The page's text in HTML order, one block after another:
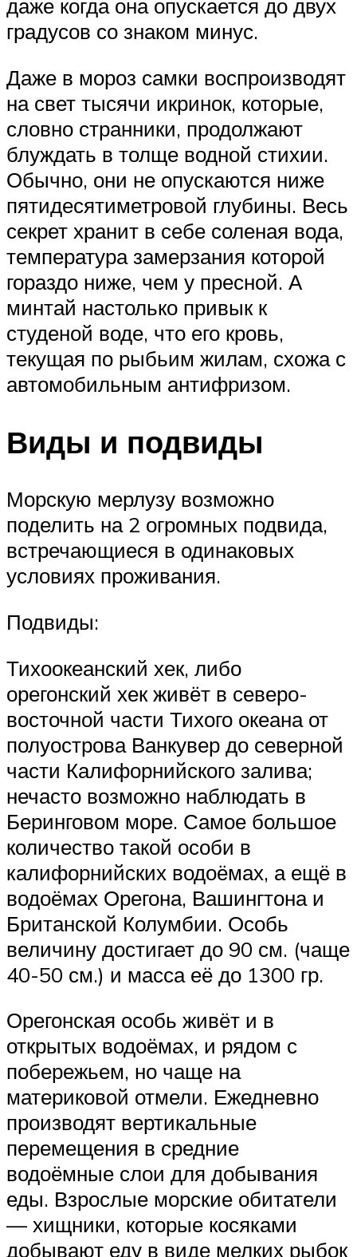
даже когда она опускается до двух
градусов со знаком минус.
Даже в мороз самки воспроизводят
на свет тысячи икринок, которые,
словно странники, продолжают
блуждать в толще водной стихии.
Обычно, они не опускаются ниже
пятидесятиметровой глубины. Весь
секрет хранит в себе соленая вода,
температура замерзания которой
гораздо ниже, чем у пресной. А
минтай настолько привык к
студеной воде, что его кровь,
текущая по рыбьим жилам, схожа с
автомобильным антифризом.
Виды и подвиды
Морскую мерлузу возможно
поделить на 2 огромных подвида,
встречающиеся в одинаковых
условиях проживания.
Подвиды:
Тихоокеанский хек, либо
орегонский хек живёт в северо-
восточной части Тихого океана от
полуострова Ванкувер до северной
части Калифорнийского залива;
нечасто возможно наблюдать в
Беринговом море. Самое большое
количество такой особи в
калифорнийских водоёмах, а ещё в
водоёмах Орегона, Вашингтона и
Британской Колумбии. Особь
величину достигает до 90 см. (чаще
40-50 см.) и масса её до 1300 гр.
Орегонская особь живёт и в
открытых водоёмах, и рядом с
побережьем, но чаще на
материковой отмели. Ежедневно
производят вертикальные
перемещения в средние
водоёмные слои для добывания
еды. Взрослые морские обитатели
— хищники, которые косяками
добывают еду в виде мелких рыбок